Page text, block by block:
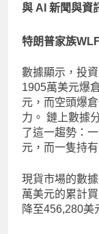
與 AI 新聞與資
特朗普家族
數據顯示，投
1905萬美元爆
元，而空頭爆
力。 鏈上數據
了這一趨勢：
元，而一隻持
現貨市場的數
萬美元的累計
降至456,280美